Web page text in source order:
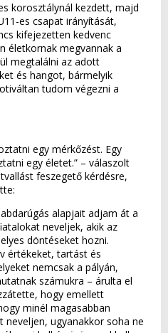
korosztálynál kezdett, majd
es csapat irányítását,
kifejezetten kedvenc
életkornak megvannak a
megtalálni az adott
és hangot, bármelyik
tudom végezni a
egy mérkőzést. Egy
egy életet.” – válaszolt
feszegető kérdésre,
alapjait adjam át a
neveljek, akik az
döntéseket hozni.
értékeket, tartást és
nemcsak a pályán,
számukra – árulta el
hogy emellett
minél magasabban
ugyanakkor soha ne